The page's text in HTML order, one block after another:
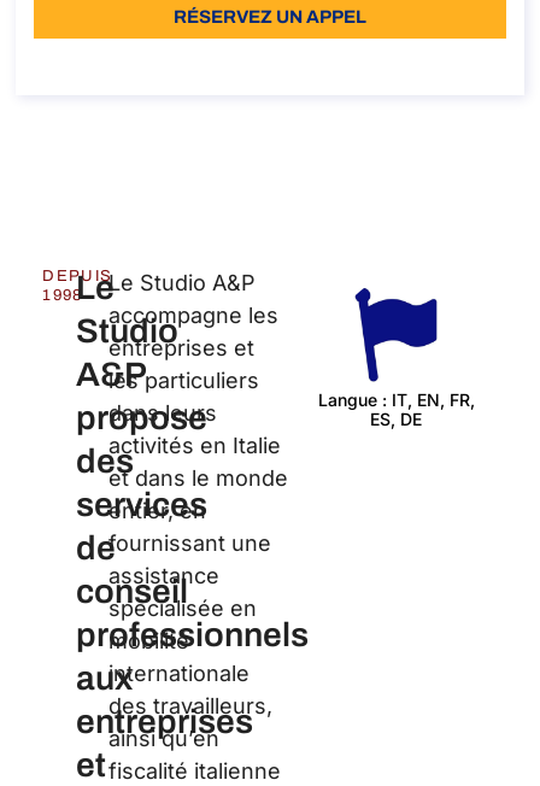
RÉSERVEZ UN APPEL
DEPUIS
1998Le
Studio
A&P
propose
des
services
de
conseil
professionnels
aux
entreprises
et
Le Studio A&P
accompagne les
entreprises et
les particuliers
dans leurs
activités en Italie
et dans le monde
entier, en
fournissant une
assistance
spécialisée en
mobilité
internationale
des travailleurs,
ainsi qu’en
fiscalité italienne
Langue : IT, EN, FR,
ES, DE